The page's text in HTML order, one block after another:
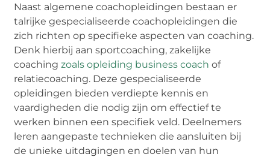
Naast algemene coachopleidingen bestaan er
talrijke gespecialiseerde coachopleidingen die
zich richten op specifieke aspecten van coaching.
Denk hierbij aan sportcoaching, zakelijke
coachingzoals opleiding business coach of
relatiecoaching. Deze gespecialiseerde
opleidingen bieden verdiepte kennis en
vaardigheden die nodig zijn om effectief te
werken binnen een specifiek veld. Deelnemers
leren aangepaste technieken die aansluiten bij
de unieke uitdagingen en doelen van hun